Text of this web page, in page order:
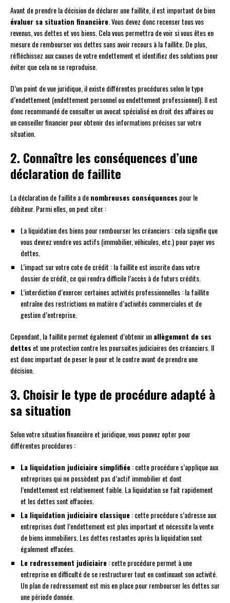
Avant de prendre la décision de déclarer une faillite, il est important de bien
évaluer sa situation financière. Vous devez donc recenser tous vos
revenus, vos dettes et vos biens. Cela vous permettra de voir si vous êtes en
mesure de rembourser vos dettes sans avoir recours à la faillite. De plus,
réfléchissez aux causes de votre endettement et identifiez des solutions pour
éviter que cela ne se reproduise.
D’un point de vue juridique, il existe différentes procédures selon le type
d’endettement (endettement personnel ou endettement professionnel). Il est
donc recommandé de consulter un avocat spécialisé en droit des affaires ou
un conseiller financier pour obtenir des informations précises sur votre
situation.
2. Connaître les conséquences d’une
déclaration de faillite
La déclaration de faillite a denombreuses conséquences pour le
débiteur. Parmi elles, on peut citer :
La liquidation des biens pour rembourser les créanciers : cela signifie que
vous devrez vendre vos actifs (immobilier, véhicules, etc.) pour payer vos
dettes.
L’impact sur votre cote de crédit : la faillite est inscrite dans votre
dossier de crédit, ce qui rendra difficile l’accès à de futurs crédits.
L’interdiction d’exercer certaines activités professionnelles : la faillite
entraîne des restrictions en matière d’activités commerciales et de
gestion d’entreprise.
Cependant, la faillite permet également d’obtenir unallègement de ses
dettes et une protection contre les poursuites judiciaires des créanciers. Il
est donc important de peser le pour et le contre avant de prendre une
décision.
3. Choisir le type de procédure adapté à
sa situation
Selon votre situation financière et juridique, vous pouvez opter pour
différentes procédures :
La liquidation judiciaire simplifiée: cette procédure s’applique aux
entreprises qui ne possèdent pas d’actif immobilier et dont
l’endettement est relativement faible. La liquidation se fait rapidement
et les dettes sont effacées.
La liquidation judiciaire classique: cette procédure s’adresse aux
entreprises dont l’endettement est plus important et nécessite la vente
de biens immobiliers. Les dettes restantes après la liquidation sont
également effacées.
Le redressement judiciaire: cette procédure permet à une
entreprise en difficulté de se restructurer tout en continuant son activité.
Un plan de redressement est mis en place pour rembourser les dettes sur
une période donnée.